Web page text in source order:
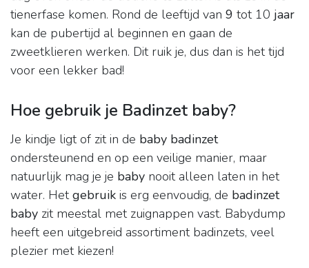
tienerfase komen. Rond de leeftijd van 9 tot 10 jaar
kan de pubertijd al beginnen en gaan de
zweetklieren werken. Dit ruik je, dus dan is het tijd
voor een lekker bad!
Hoe gebruik je Badinzet baby?
Je kindje ligt of zit in de baby badinzet
ondersteunend en op een veilige manier, maar
natuurlijk mag je je baby nooit alleen laten in het
water. Hetgebruik is erg eenvoudig, de badinzet
baby zit meestal met zuignappen vast. Babydump
heeft een uitgebreid assortiment badinzets, veel
plezier met kiezen!